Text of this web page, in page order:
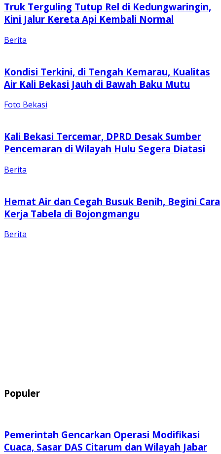
Truk Terguling Tutup Rel di Kedungwaringin,
Kini Jalur Kereta Api Kembali Normal
Berita
Kondisi Terkini, di Tengah Kemarau, Kualitas
Air Kali Bekasi Jauh di Bawah Baku Mutu
Foto Bekasi
Kali Bekasi Tercemar, DPRD Desak Sumber
Pencemaran di Wilayah Hulu Segera Diatasi
Berita
Hemat Air dan Cegah Busuk Benih, Begini Cara
Kerja Tabela di Bojongmangu
Berita
Populer
Pemerintah Gencarkan Operasi Modifikasi
Cuaca, Sasar DAS Citarum dan Wilayah Jabar